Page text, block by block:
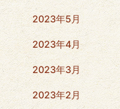
2023年5月
2023年4月
2023年3月
2023年2月